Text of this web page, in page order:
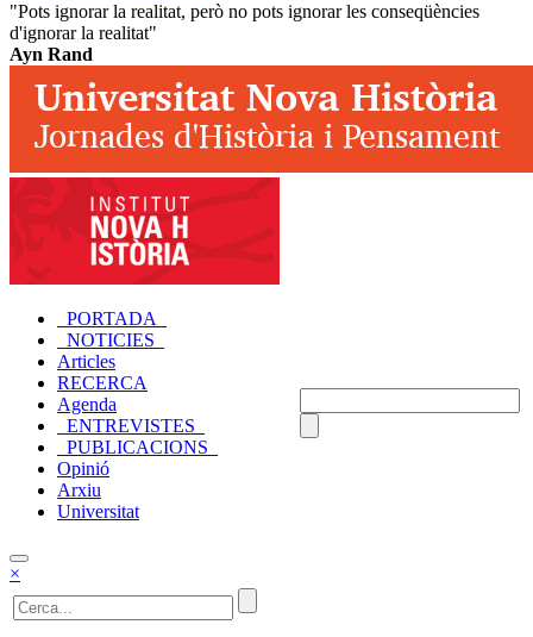
"Pots ignorar la realitat, però no pots ignorar les conseqüències
d'ignorar la realitat"
Ayn Rand
_PORTADA_
_NOTICIES_
Articles
RECERCA
Agenda
_ENTREVISTES_
_PUBLICACIONS_
Opinió
Arxiu
Universitat
×